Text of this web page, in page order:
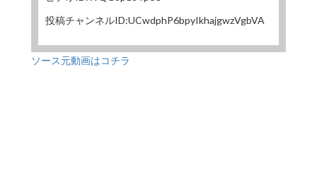
投稿チャンネルID:UCwdphP6bpyIkhajgwzVgbVA
ソース元動画はコチラ